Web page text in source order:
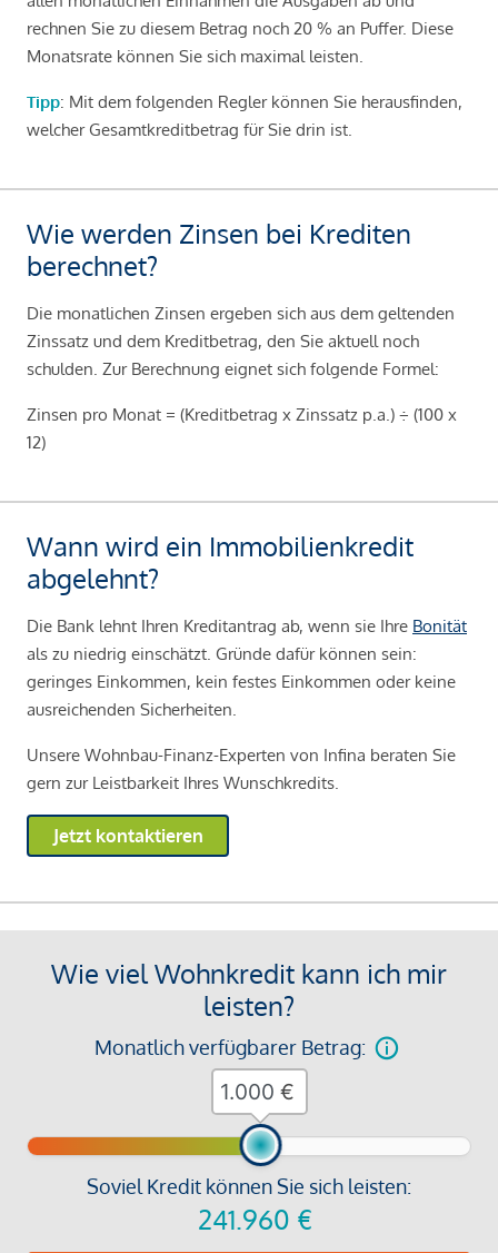
rechnen Sie zu diesem Betrag noch 20 % an Puffer. Diese
Monatsrate können Sie sich maximal leisten.
Tipp: Mit dem folgenden Regler können Sie herausfinden,
welcher Gesamtkreditbetrag für Sie drin ist.
Wie werden Zinsen bei Krediten
berechnet?
Die monatlichen Zinsen ergeben sich aus dem geltenden
Zinssatz und dem Kreditbetrag, den Sie aktuell noch
schulden. Zur Berechnung eignet sich folgende Formel:
Zinsen pro Monat = (Kreditbetrag x Zinssatz p.a.) ÷ (100 x
12)
Wann wird ein Immobilienkredit
abgelehnt?
Die Bank lehnt Ihren Kreditantrag ab, wenn sie Ihre Bonität
als zu niedrig einschätzt. Gründe dafür können sein:
geringes Einkommen, kein festes Einkommen oder keine
ausreichenden Sicherheiten.
Unsere Wohnbau-Finanz-Experten von Infina beraten Sie
gern zur Leistbarkeit Ihres Wunschkredits.
Jetzt kontaktieren
Wie viel Wohnkredit kann ich mir
leisten?
Monatlich verfügbarer Betrag:
Soviel Kredit können Sie sich leisten:
241.960 €
€